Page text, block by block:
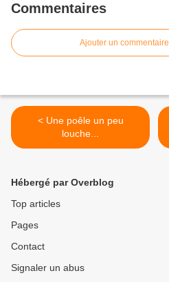
Commentaires
Ajouter un commentaire
< Une poêle un peu
louche...
Hébergé par Overblog
Top articles
Pages
Contact
Signaler un abus